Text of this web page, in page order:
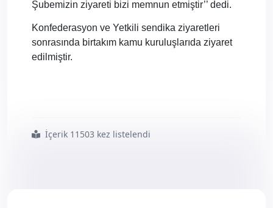
Şubemizin ziyareti bizi memnun etmiştir’’ dedi.
Konfederasyon ve Yetkili sendika ziyaretleri
sonrasında birtakım kamu kuruluşlarıda ziyaret
edilmiştir.
#kayseri
#diyanet sen
#şubesi
#ankara8217 da
İçerik 11503 kez listelendi